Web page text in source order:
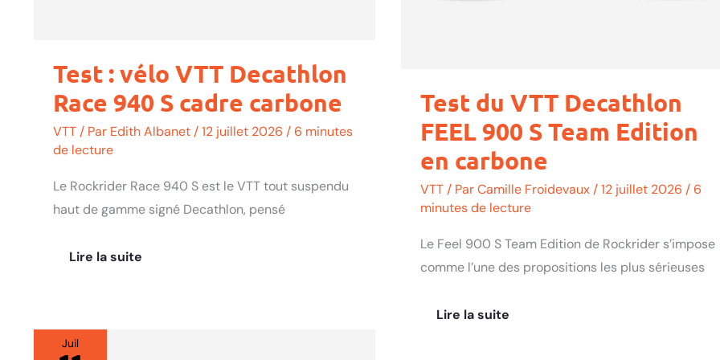
Test : vélo VTT Decathlon
Race 940 S cadre carbone
VTT / Par Edith Albanet /12 juillet 2026 / 6 minutes
de lecture
Le Rockrider Race 940 S est le VTT tout suspendu
haut de gamme signé Decathlon, pensé
Lire la suite
Test du VTT Decathlon
FEEL 900 S Team Edition
en carbone
VTT / ParCamille Froidevaux /12 juillet 2026 / 6
minutes de lecture
Le Feel 900 S Team Edition de Rockrider s’impose
comme l’une des propositions les plus sérieuses
Lire la suite
Juil
Test